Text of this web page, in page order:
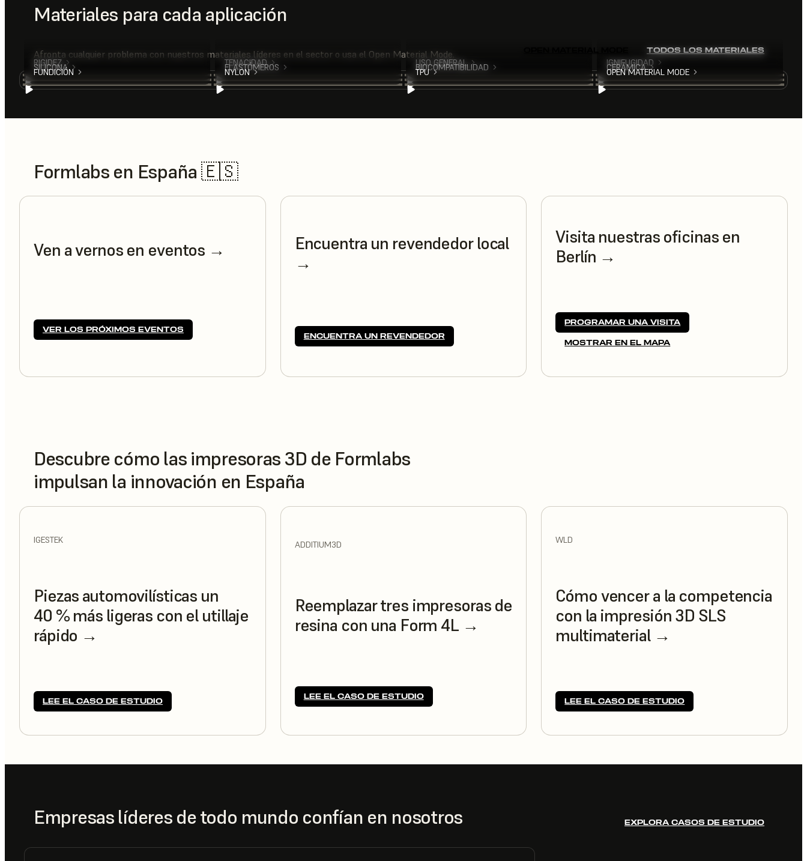
Materiales para cada aplicación
Afronta cualquier problema con nuestros materiales líderes en el sector o usa el Open Material Mode. TODOS LOS MATERIALES
RIGIDEZ TENACIDAD USO GENERAL IGNIFUGIDAD
SILICONA ELASTÓMEROS BIOCOMPATIBILIDAD CERÁMICA
FUNDICIÓN NYLON TPU OPEN MATERIAL MODE
Formlabs en España 🇪🇸
Ven a vernos en eventos →
VER LOS PRÓXIMOS EVENTOS
Encuentra un revendedor local
→
ENCUENTRA UN REVENDEDOR
Visita nuestras oficinas en
Berlín →
PROGRAMAR UNA VISITA
MOSTRAR EN EL MAPA
Descubre cómo las impresoras 3D de Formlabs
impulsan la innovación en España
IGESTEK
Piezas automovilísticas un
40 % más ligeras con el utillaje
rápido →
LEE EL CASO DE ESTUDIO
ADDITIUM3D
Reemplazar tres impresoras de
resina con una Form 4L →
LEE EL CASO DE ESTUDIO
WLD
Cómo vencer a la competencia
con la impresión 3D SLS
multimaterial →
LEE EL CASO DE ESTUDIO
Empresas líderes de todo mundo confían en nosotros EXPLORA CASOS DE ESTUDIO